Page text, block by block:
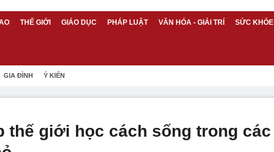
THẾ GIỚI GIÁO DỤC PHÁP LUẬT VĂN HÓA - GIẢI TRÍ SỨC KHỎE
GIA ĐÌNH Ý KIẾN
thế giới học cách sống trong các